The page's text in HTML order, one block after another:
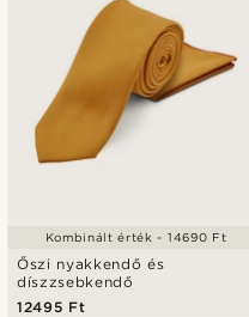
Őszi nyakkendő és
díszzsebkendő
12495 Ft
Kombinált érték - 14690 Ft